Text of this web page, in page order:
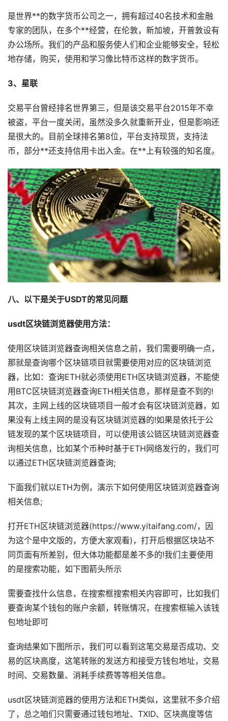
是世界**的数字货币公司之一，拥有超过40名技术和金融
专家的团队，在多个**经营，在伦敦，新加坡，开普敦设有
办公场所。我们的产品和服务使人们和企业能够安全，轻松
地存储，购买，使用和学习像比特币这样的数字货币。
3、星联
交易平台曾经排名世界第三，但是该交易平台2015年不幸
被盗，平台一度关闭，虽然没多久就重新开业，但是影响还
是很大的。目前全球排名第8位，平台支持现货，支持法
币，部分**还支持信用卡出入金。在**上有较强的知名度。
八、以下是关于USDT的常见问题
usdt区块链浏览器使用方法：
使用区块链浏览器查询相关信息之前，我们需要明确一点，
那就是查询哪个区块链项目就需要使用对应的区块链浏览
器，比如：查询ETH就必须使用ETH区块链浏览器，不能使
用BTC区块链浏览器查询ETH相关信息，那样是查不到的!
其次，主网上线的区块链项目一般才会有区块链浏览器，如
果没有上线主网的是没有区块链浏览器的!如果是依托于公
链发现的某个区块链项目，可以使用该公链区块链浏览器查
询相关信息，比如某个币种时基于ETH网络发行的，我们可
以通过ETH区块链浏览器查询;
下面我们就以ETH为例，演示下如何使用区块链浏览器查询
相关信息;
打开ETH区块链浏览器(https://www.yitaifang.com/，因
为这个是中文版的，方便大家观看)，打开后根据区块站不
同页面有所差别，但大体功能都是差不多的!我们主要使用
的是搜索功能，如下图箭头所示
需要查找什么信息，在搜索框搜索相关内容即可，比如我们
要查询某个钱包的账户余额，转账情况，在搜索框输入该钱
包地址即可
查询结果如下图所示，我们可以看到这笔交易是否成功、交
易的区块高度，这笔转账的发送方和接受方钱包地址，交易
时间、交易数量、消耗手续费等等相关信息。
usdt区块链浏览器的使用方法和ETH类似，这里就不多介绍
了，总之咱们只需要通过钱包地址、TXID、区块高度等信